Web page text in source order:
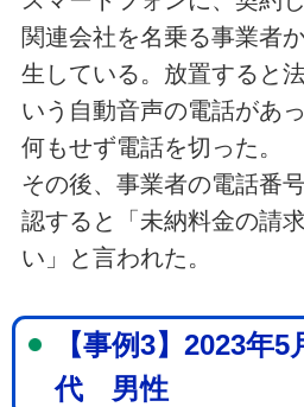
関連会社を名乗る事業者
生している。放置すると
いう自動音声の電話があ
何もせず電話を切った。
その後、事業者の電話番
認すると「未納料金の請
い」と言われた。
【事例3】2023年
代 男性